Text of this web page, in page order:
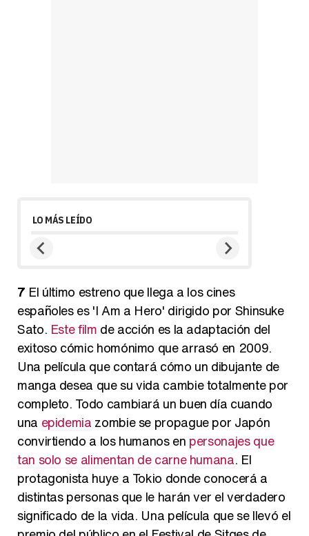
LO MÁS LEÍDO
7 El último estreno que llega a los cines
españoles es 'I Am a Hero' dirigido por Shinsuke
Sato. Este film de acción es la adaptación del
exitoso cómic homónimo que arrasó en 2009.
Una película que contará cómo un dibujante de
manga desea que su vida cambie totalmente por
completo. Todo cambiará un buen día cuando
una epidemia zombie se propague por Japón
convirtiendo a los humanos en personajes que
tan solo se alimentan de carne humana. El
protagonista huye a Tokio donde conocerá a
distintas personas que le harán ver el verdadero
significado de la vida. Una película que se llevó el